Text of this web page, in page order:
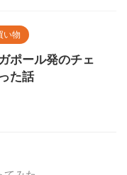
い物
ポール発のチェ
た話